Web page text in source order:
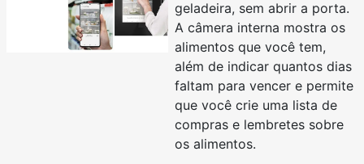
geladeira, sem abrir a porta.
A câmera interna mostra os
alimentos que você tem,
além de indicar quantos dias
faltam para vencer e permite
que você crie uma lista de
compras e lembretes sobre
os alimentos.